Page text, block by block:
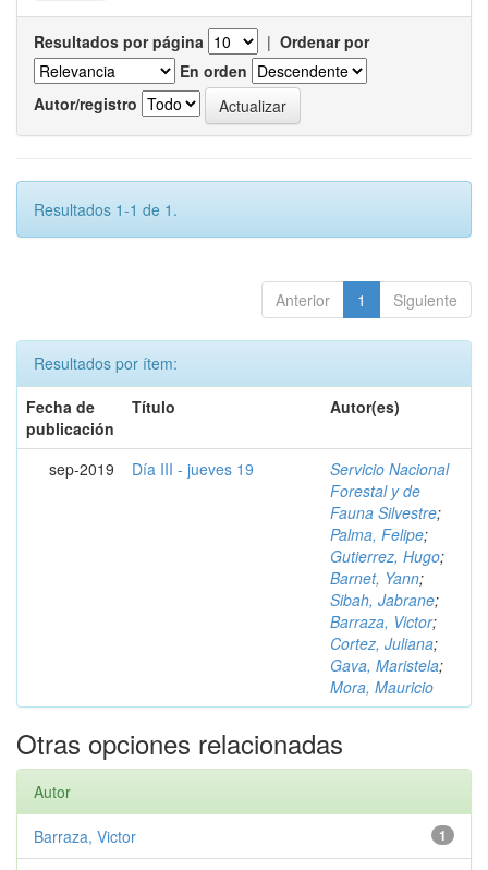
Resultados por página | Ordenar por
En orden
Autor/registro
Resultados 1-1 de 1.
Anterior 1 Siguiente
Resultados por ítem:
Fecha de
publicación
Título Autor(es)
sep-2019 Día III - jueves 19
Servicio Nacional
Forestal y de
Fauna Silvestre;
Palma, Felipe;
Gutierrez, Hugo;
Barnet, Yann;
Sibah, Jabrane;
Barraza, Victor;
Cortez, Juliana;
Gava, Maristela;
Mora, Mauricio
Otras opciones relacionadas
Autor
1
Barraza, Victor